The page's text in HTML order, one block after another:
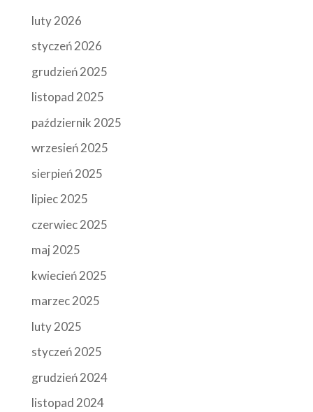
luty 2026
styczeń 2026
grudzień 2025
listopad 2025
październik 2025
wrzesień 2025
sierpień 2025
lipiec 2025
czerwiec 2025
maj 2025
kwiecień 2025
marzec 2025
luty 2025
styczeń 2025
grudzień 2024
listopad 2024